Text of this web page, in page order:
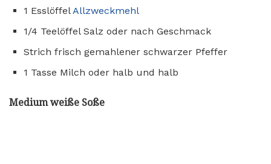
1 EsslöffelAllzweckmehl
1/4 Teelöffel Salz oder nach Geschmack
Strich frisch gemahlener schwarzer Pfeffer
1 Tasse Milch oder halb und halb
Medium weiße Soße